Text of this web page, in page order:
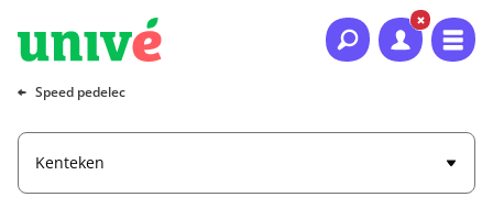
Naar hoofdinhoud
Naar hoofdnavigatie
Naar footer
Speed pedelec
Kenteken